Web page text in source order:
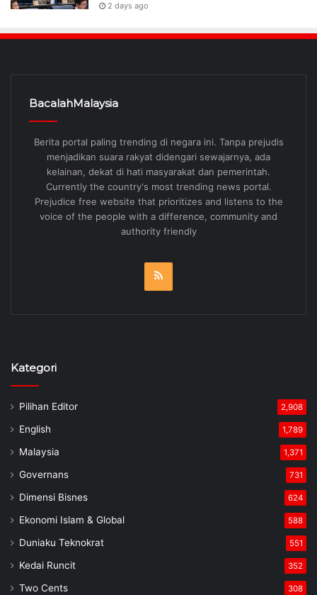
2 days ago
BacalahMalaysia
Berita portal paling trending di negara ini. Tanpa prejudis
menjadikan suara rakyat didengari sewajarnya, ada
kelainan, dekat di hati masyarakat dan pemerintah.
Currently the country's most trending news portal.
Prejudice free website that prioritizes and listens to the
voice of the people with a difference, community and
authority friendly
Kategori
Pilihan Editor 2,908
English 1,789
Malaysia 1,371
Governans 731
Dimensi Bisnes 624
Ekonomi Islam & Global 588
Duniaku Teknokrat 551
Kedai Runcit 352
Two Cents 308